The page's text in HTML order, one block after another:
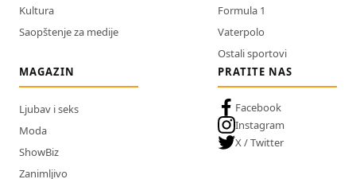
Kultura
Saopštenje za medije
Formula 1
Vaterpolo
Ostali sportovi
MAGAZIN
Ljubav i seks
Moda
ShowBiz
Zanimljivo
PRATITE NAS
Facebook
Instagram
X / Twitter